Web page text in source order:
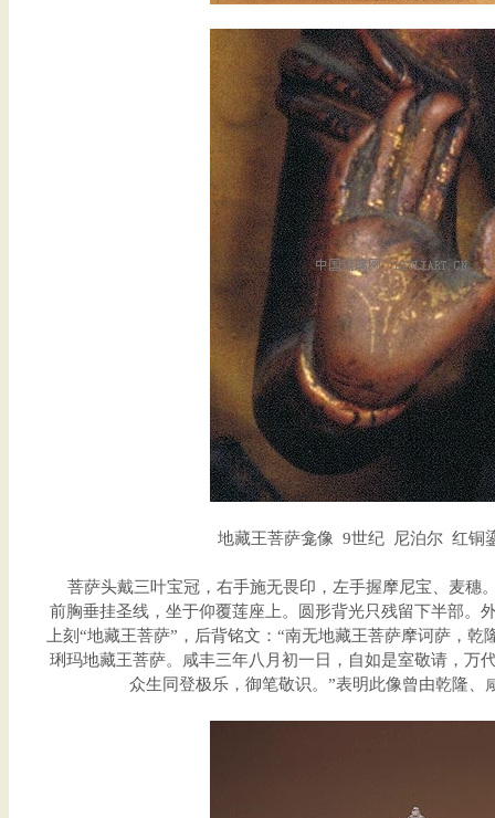
地藏王菩萨龛像 9世纪 尼泊尔 红铜
菩萨头戴三叶宝冠，右手施无畏印，左手握摩尼宝、麦穗
前胸垂挂圣线，坐于仰覆莲座上。圆形背光只残留下半部。
上刻“地藏王菩萨”，后背铭文：“南无地藏王菩萨摩诃萨，
琍玛地藏王菩萨。咸丰三年八月初一日，自如是室敬请，万
众生同登极乐，御笔敬识。”表明此像曾由乾隆、